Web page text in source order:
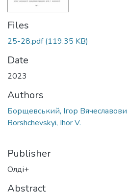
Files
25-28.pdf(119.35 KB)
Date
2023
Authors
Борщевський, Ігор
Borshchevskyi, Ihor V.
Publisher
Олді+
Abstract